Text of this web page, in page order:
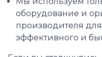
оборудование и
производителя
эффективного и